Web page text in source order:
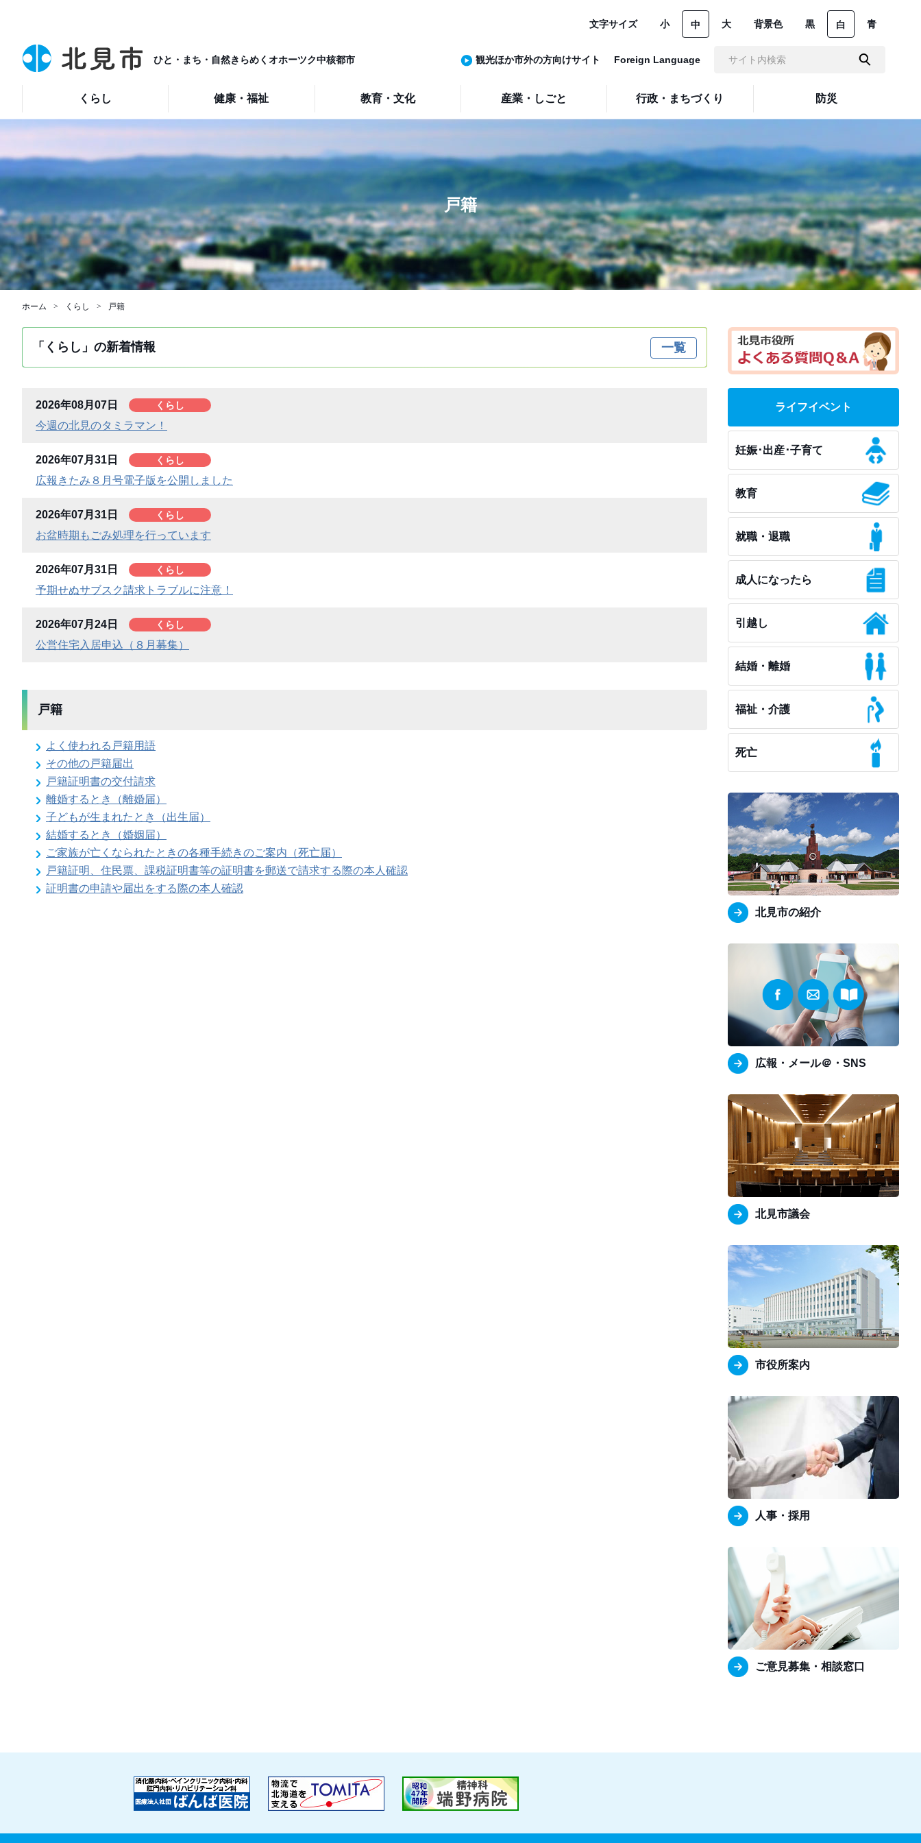
ひと・まち・自然きらめくオホーツク中核都市
くらし 健康・福祉 教育・文化 産業・しごと 行政・まちづくり 防災
文字サイズ 小 中 大 背景色 黒 白 青
観光ほか市外の方向けサイト Foreign Language
戸籍
ホーム くらし 戸籍
「くらし」の新着情報 一覧
2026年08月07日 くらし
今週の北見のタミラマン！
2026年07月31日 くらし
広報きたみ８月号電子版を公開しました
2026年07月31日 くらし
お盆時期もごみ処理を行っています
2026年07月31日 くらし
予期せぬサブスク請求トラブルに注意！
2026年07月24日 くらし
公営住宅入居申込（８月募集）
戸籍
よく使われる戸籍用語
その他の戸籍届出
戸籍証明書の交付請求
離婚するとき（離婚届）
子どもが生まれたとき（出生届）
結婚するとき（婚姻届）
ご家族が亡くなられたときの各種手続きのご案内（死亡届）
戸籍証明、住民票、課税証明書等の証明書を郵送で請求する際の本人確認
証明書の申請や届出をする際の本人確認
ライフイベント
妊娠･出産･子育て
教育
就職・退職
成人になったら
引越し
結婚・離婚
福祉・介護
死亡
北見市の紹介
広報・メール＠・SNS
北見市議会
市役所案内
人事・採用
ご意見募集・相談窓口